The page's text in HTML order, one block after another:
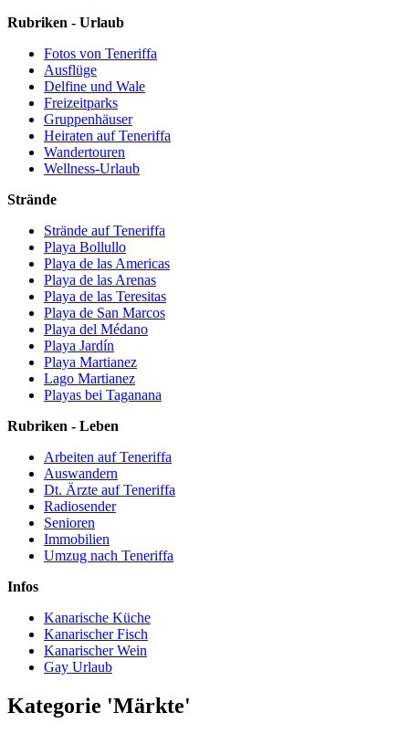
Rubriken - Urlaub
Fotos von Teneriffa
Ausflüge
Delfine und Wale
Freizeitparks
Gruppenhäuser
Heiraten auf Teneriffa
Wandertouren
Wellness-Urlaub
Strände
Strände auf Teneriffa
Playa Bollullo
Playa de las Americas
Playa de las Arenas
Playa de las Teresitas
Playa de San Marcos
Playa del Médano
Playa Jardín
Playa Martianez
Lago Martianez
Playas bei Taganana
Rubriken - Leben
Arbeiten auf Teneriffa
Auswandern
Dt. Ärzte auf Teneriffa
Radiosender
Senioren
Immobilien
Umzug nach Teneriffa
Infos
Kanarische Küche
Kanarischer Fisch
Kanarischer Wein
Gay Urlaub
Kategorie 'Märkte'